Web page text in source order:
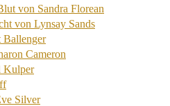
von Sandra Florean
von Lynsay Sands
Cameron
Kulper
Silver